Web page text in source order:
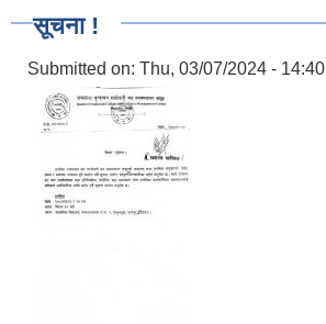
सूचना !
Submitted on: Thu, 03/07/2024 - 14:40